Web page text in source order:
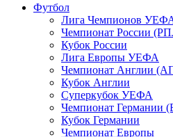
Футбол
Лига Чемпионов
Чемпионат России
Кубок России
Лига Европы УЕФА
Чемпионат Англии
Кубок Англии
Суперкубок УЕФА
Чемпионат Германии
Кубок Германии
Чемпионат Европы